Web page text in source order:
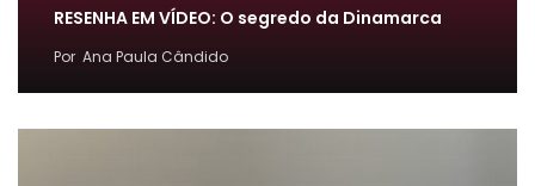
RESENHA EM VÍDEO: O segredo da Dinamarca
Por Ana Paula Cândido